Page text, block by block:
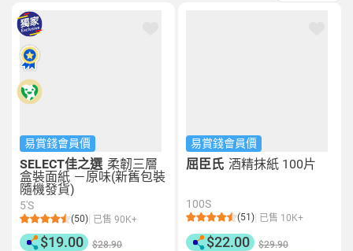
易賞錢會員價
SELECT佳之選 柔韌三層
盒裝面紙 －原味(新舊包裝
隨機發貨)
5'S
(50) 已售 90K+
$19.00 $28.90
易賞錢會員價
屈臣氏 酒精抹紙 100片
100S
(51) 已售 10K+
$22.00 $29.90